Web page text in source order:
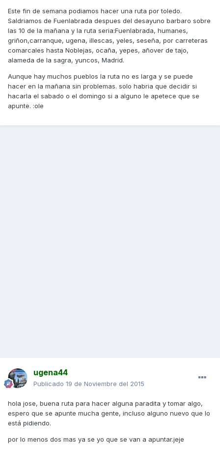
Este fin de semana podiamos hacer una ruta por toledo.
Saldriamos de Fuenlabrada despues del desayuno barbaro sobre
las 10 de la mañana y la ruta seria:Fuenlabrada, humanes,
griñon,carranque, ugena, illescas, yeles, seseña, por carreteras
comarcales hasta Noblejas, ocaña, yepes, añover de tajo,
alameda de la sagra, yuncos, Madrid.
Aunque hay muchos pueblos la ruta no es larga y se puede
hacer en la mañana sin problemas. solo habria que decidir si
hacarla el sabado o el domingo si a alguno le apetece que se
apunte. :ole
ugena44
Publicado 19 de Noviembre del 2015
hola jose, buena ruta para hacer alguna paradita y tomar algo,
espero que se apunte mucha gente, incluso alguno nuevo que lo
está pidiendo.
por lo menos dos mas ya se yo que se van a apuntar.jeje